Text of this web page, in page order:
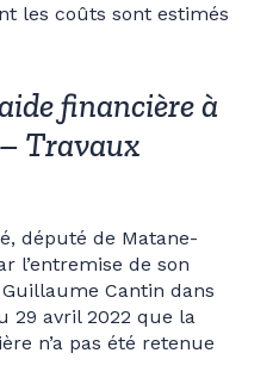
les coûts sont estimés
financière à
Travaux
député de Matane-
l’entremise de son
Cantin dans
29 avril 2022 que la
n’a pas été retenue